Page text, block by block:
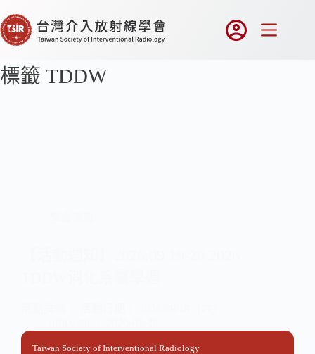
標籤 TDDW
Taiwan Society of Interventional Radiology